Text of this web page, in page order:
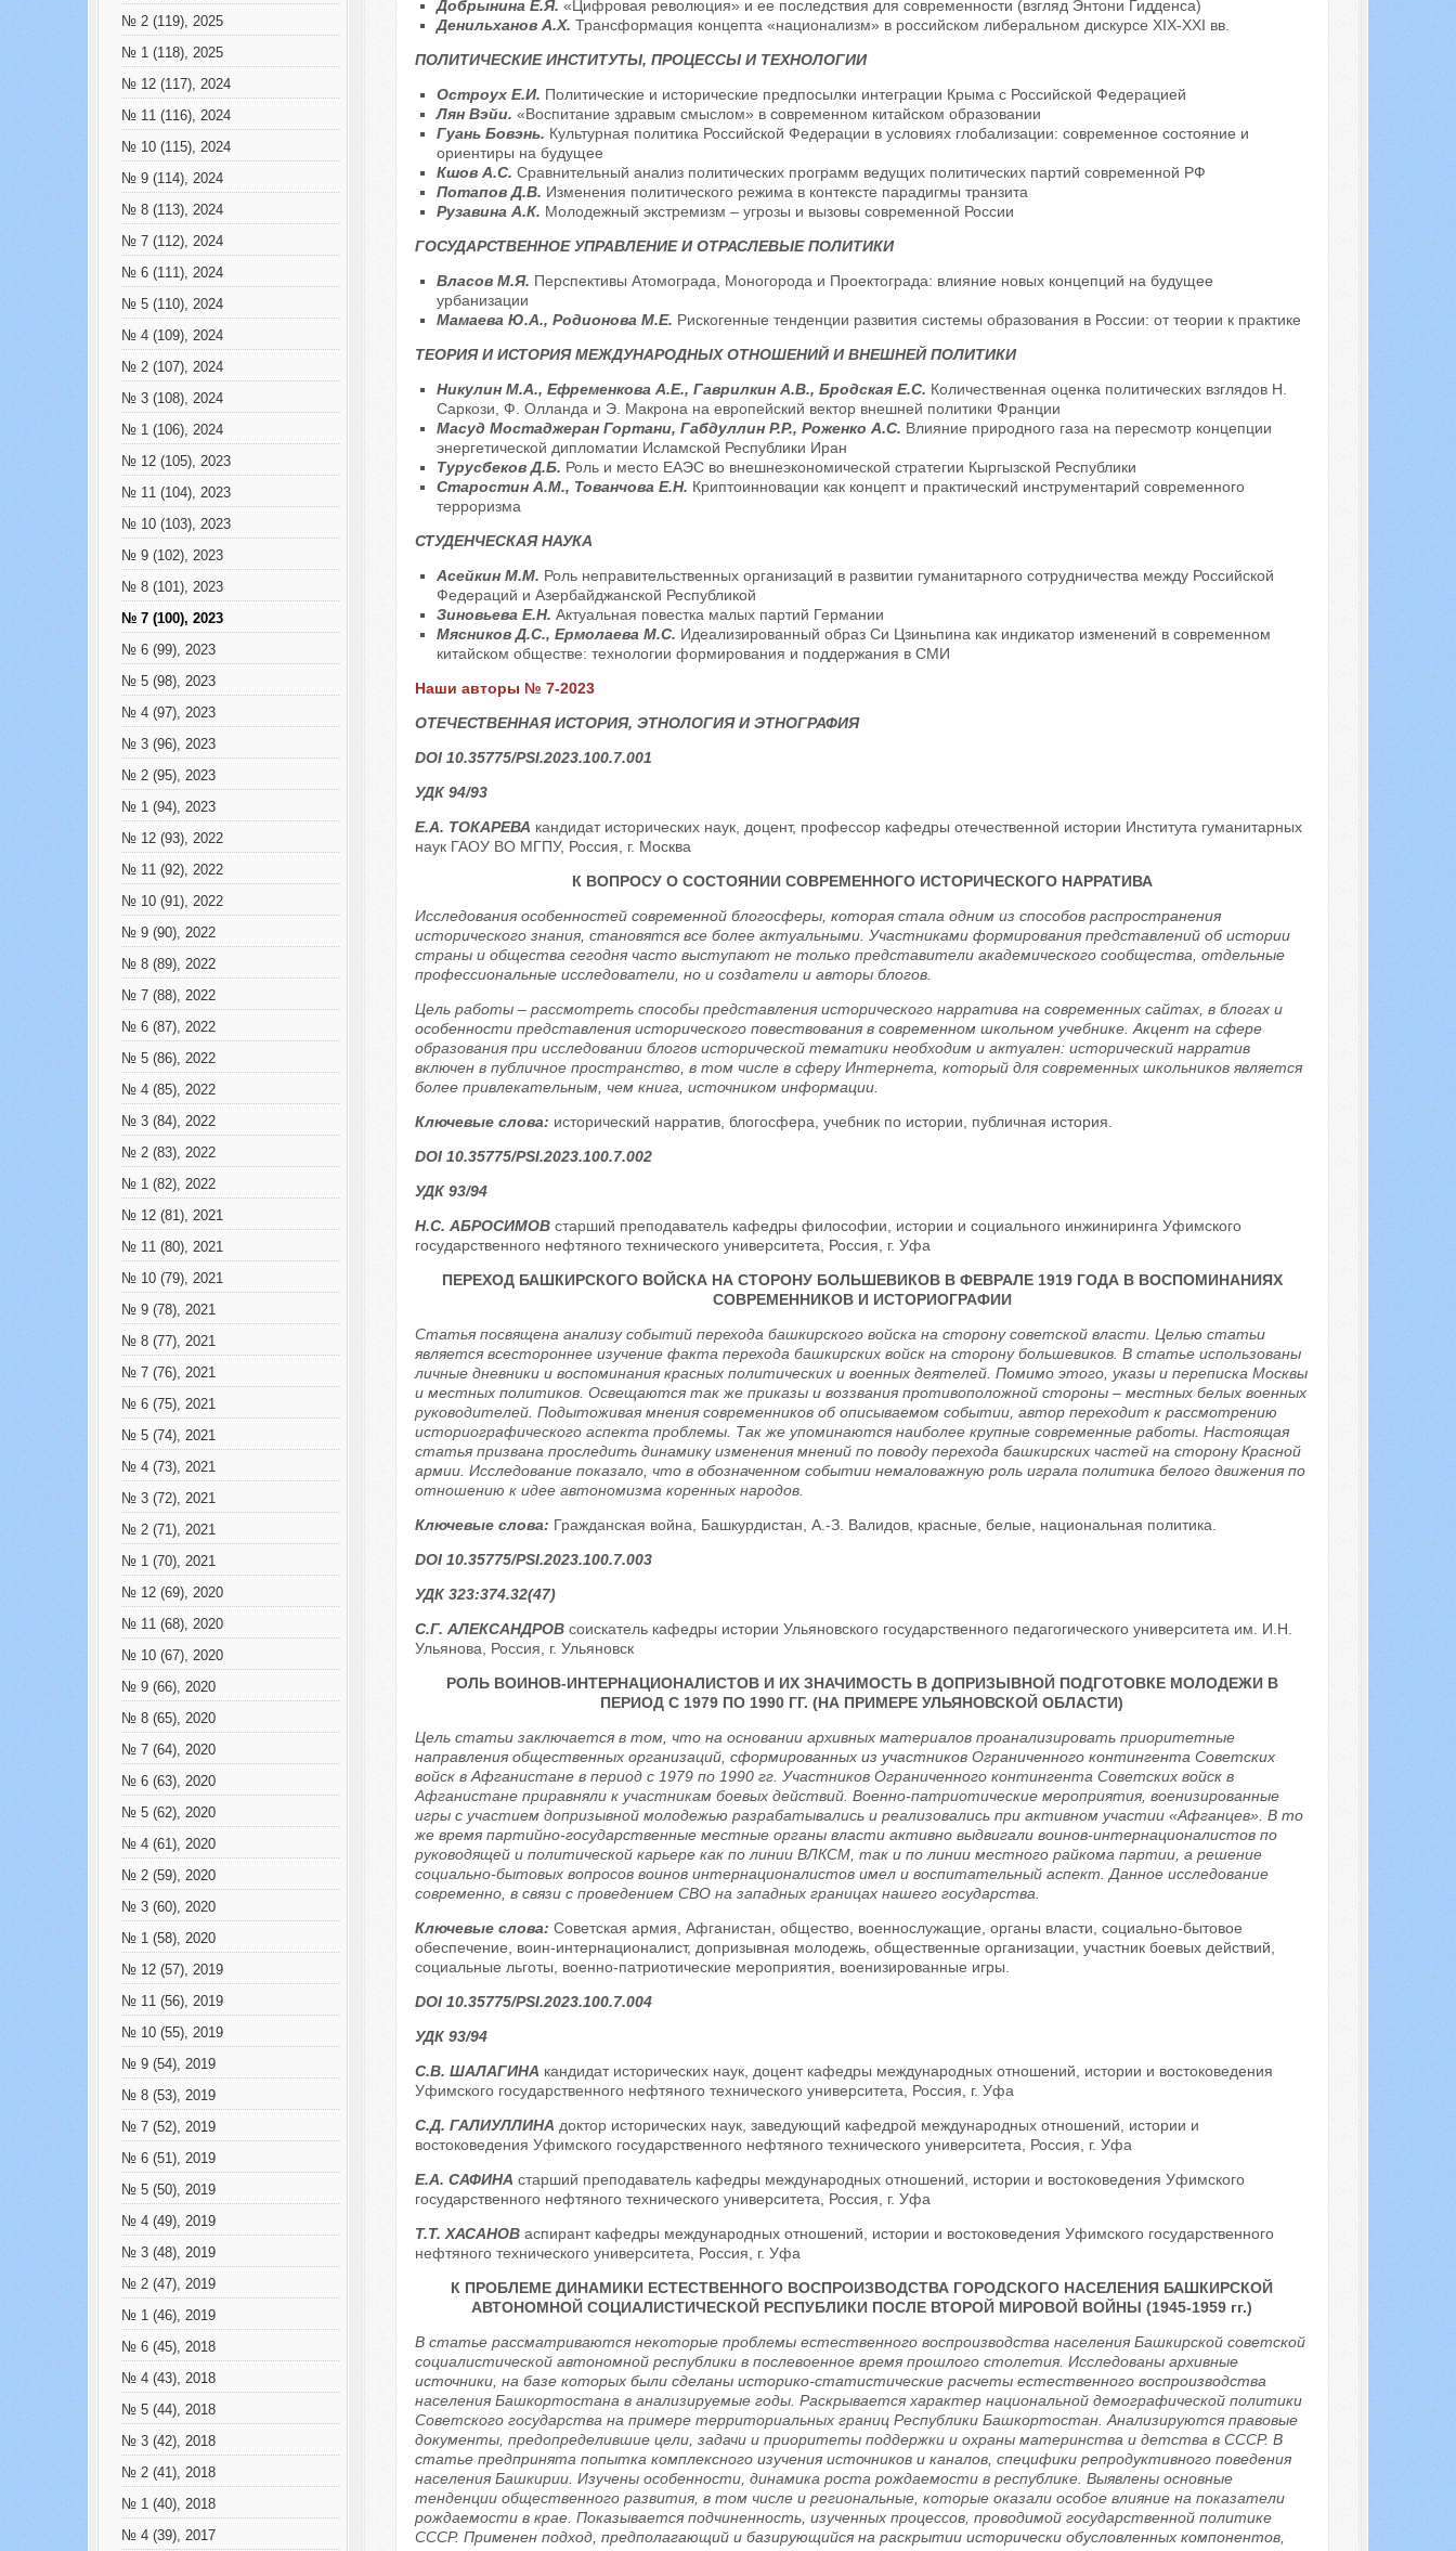
№ 2 (119), 2025
№ 1 (118), 2025
№ 12 (117), 2024
№ 11 (116), 2024
№ 10 (115), 2024
№ 9 (114), 2024
№ 8 (113), 2024
№ 7 (112), 2024
№ 6 (111), 2024
№ 5 (110), 2024
№ 4 (109), 2024
№ 2 (107), 2024
№ 3 (108), 2024
№ 1 (106), 2024
№ 12 (105), 2023
№ 11 (104), 2023
№ 10 (103), 2023
№ 9 (102), 2023
№ 8 (101), 2023
№ 7 (100), 2023
№ 6 (99), 2023
№ 5 (98), 2023
№ 4 (97), 2023
№ 3 (96), 2023
№ 2 (95), 2023
№ 1 (94), 2023
№ 12 (93), 2022
№ 11 (92), 2022
№ 10 (91), 2022
№ 9 (90), 2022
№ 8 (89), 2022
№ 7 (88), 2022
№ 6 (87), 2022
№ 5 (86), 2022
№ 4 (85), 2022
№ 3 (84), 2022
№ 2 (83), 2022
№ 1 (82), 2022
№ 12 (81), 2021
№ 11 (80), 2021
№ 10 (79), 2021
№ 9 (78), 2021
№ 8 (77), 2021
№ 7 (76), 2021
№ 6 (75), 2021
№ 5 (74), 2021
№ 4 (73), 2021
№ 3 (72), 2021
№ 2 (71), 2021
№ 1 (70), 2021
№ 12 (69), 2020
№ 11 (68), 2020
№ 10 (67), 2020
№ 9 (66), 2020
№ 8 (65), 2020
№ 7 (64), 2020
№ 6 (63), 2020
№ 5 (62), 2020
№ 4 (61), 2020
№ 2 (59), 2020
№ 3 (60), 2020
№ 1 (58), 2020
№ 12 (57), 2019
№ 11 (56), 2019
№ 10 (55), 2019
№ 9 (54), 2019
№ 8 (53), 2019
№ 7 (52), 2019
№ 6 (51), 2019
№ 5 (50), 2019
№ 4 (49), 2019
№ 3 (48), 2019
№ 2 (47), 2019
№ 1 (46), 2019
№ 6 (45), 2018
№ 4 (43), 2018
№ 5 (44), 2018
№ 3 (42), 2018
№ 2 (41), 2018
№ 1 (40), 2018
№ 4 (39), 2017
Добрынина Е.Я. «Цифровая революция» и ее последствия для современности (взгляд Энтони Гидденса)
Денильханов А.Х. Трансформация концепта «национализм» в российском либеральном дискурсе XIX-XXI вв.
ПОЛИТИЧЕСКИЕ ИНСТИТУТЫ, ПРОЦЕССЫ И ТЕХНОЛОГИИ
Остроух Е.И. Политические и исторические предпосылки интеграции Крыма с Российской Федерацией
Лян Вэйи. «Воспитание здравым смыслом» в современном китайском образовании
Гуань Бовэнь. Культурная политика Российской Федерации в условиях глобализации: современное состояние и
ориентиры на будущее
Кшов А.С. Сравнительный анализ политических программ ведущих политических партий современной РФ
Потапов Д.В. Изменения политического режима в контексте парадигмы транзита
Рузавина А.К. Молодежный экстремизм – угрозы и вызовы современной России
ГОСУДАРСТВЕННОЕ УПРАВЛЕНИЕ И ОТРАСЛЕВЫЕ ПОЛИТИКИ
Власов М.Я. Перспективы Атомограда, Моногорода и Проектограда: влияние новых концепций на будущее
урбанизации
Мамаева Ю.А., Родионова М.Е. Рискогенные тенденции развития системы образования в России: от теории к практике
ТЕОРИЯ И ИСТОРИЯ МЕЖДУНАРОДНЫХ ОТНОШЕНИЙ И ВНЕШНЕЙ ПОЛИТИКИ
Никулин М.А., Ефременкова А.Е., Гаврилкин А.В., Бродская Е.С. Количественная оценка политических взглядов Н.
Саркози, Ф. Олланда и Э. Макрона на европейский вектор внешней политики Франции
Масуд Мостаджеран Гортани, Габдуллин Р.Р., Роженко А.С. Влияние природного газа на пересмотр концепции
энергетической дипломатии Исламской Республики Иран
Турусбеков Д.Б. Роль и место ЕАЭС во внешнеэкономической стратегии Кыргызской Республики
Старостин А.М., Тованчова Е.Н. Криптоинновации как концепт и практический инструментарий современного
терроризма
СТУДЕНЧЕСКАЯ НАУКА
Асейкин М.М. Роль неправительственных организаций в развитии гуманитарного сотрудничества между Российской
Федераций и Азербайджанской Республикой
Зиновьева Е.Н. Актуальная повестка малых партий Германии
Мясников Д.С., Ермолаева М.С. Идеализированный образ Си Цзиньпина как индикатор изменений в современном
китайском обществе: технологии формирования и поддержания в СМИ
Наши авторы № 7-2023
ОТЕЧЕСТВЕННАЯ ИСТОРИЯ, ЭТНОЛОГИЯ И ЭТНОГРАФИЯ
DOI 10.35775/PSI.2023.100.7.001
УДК 94/93
Е.А. ТОКАРЕВА кандидат исторических наук, доцент, профессор кафедры отечественной истории Института гуманитарных
наук ГАОУ ВО МГПУ, Россия, г. Москва
К ВОПРОСУ О СОСТОЯНИИ СОВРЕМЕННОГО ИСТОРИЧЕСКОГО НАРРАТИВА
Исследования особенностей современной блогосферы, которая стала одним из способов распространения
исторического знания, становятся все более актуальными. Участниками формирования представлений об истории
страны и общества сегодня часто выступают не только представители академического сообщества, отдельные
профессиональные исследователи, но и создатели и авторы блогов.
Цель работы – рассмотреть способы представления исторического нарратива на современных сайтах, в блогах и
особенности представления исторического повествования в современном школьном учебнике. Акцент на сфере
образования при исследовании блогов исторической тематики необходим и актуален: исторический нарратив
включен в публичное пространство, в том числе в сферу Интернета, который для современных школьников является
более привлекательным, чем книга, источником информации.
Ключевые слова: исторический нарратив, блогосфера, учебник по истории, публичная история.
DOI 10.35775/PSI.2023.100.7.002
УДК 93/94
Н.С. АБРОСИМОВстарший преподаватель кафедры философии, истории и социального инжиниринга Уфимского
государственного нефтяного технического университета, Россия, г. Уфа
ПЕРЕХОД БАШКИРСКОГО ВОЙСКА НА СТОРОНУ БОЛЬШЕВИКОВ В ФЕВРАЛЕ 1919 ГОДА В ВОСПОМИНАНИЯХ
СОВРЕМЕННИКОВ И ИСТОРИОГРАФИИ
Статья посвящена анализу событий перехода башкирского войска на сторону советской власти. Целью статьи
является всестороннее изучение факта перехода башкирских войск на сторону большевиков. В статье использованы
личные дневники и воспоминания красных политических и военных деятелей. Помимо этого, указы и переписка Москвы
и местных политиков. Освещаются так же приказы и воззвания противоположной стороны – местных белых военных
руководителей. Подытоживая мнения современников об описываемом событии, автор переходит к рассмотрению
историографического аспекта проблемы. Так же упоминаются наиболее крупные современные работы. Настоящая
статья призвана проследить динамику изменения мнений по поводу перехода башкирских частей на сторону Красной
армии. Исследование показало, что в обозначенном событии немаловажную роль играла политика белого движения по
отношению к идее автономизма коренных народов.
Ключевые слова: Гражданская война, Башкурдистан, А.-З. Валидов, красные, белые, национальная политика.
DOI 10.35775/PSI.2023.100.7.003
УДК 323:374.32(47)
С.Г. АЛЕКСАНДРОВсоискатель кафедры истории Ульяновского государственного педагогического университета им. И.Н.
Ульянова, Россия, г. Ульяновск
РОЛЬ ВОИНОВ-ИНТЕРНАЦИОНАЛИСТОВ И ИХ ЗНАЧИМОСТЬ В ДОПРИЗЫВНОЙ ПОДГОТОВКЕ МОЛОДЕЖИ В
ПЕРИОД С 1979 ПО 1990 ГГ. (НА ПРИМЕРЕ УЛЬЯНОВСКОЙ ОБЛАСТИ)
Цель статьи заключается в том, что на основании архивных материалов проанализировать приоритетные
направления общественных организаций, сформированных из участников Ограниченного контингента Советских
войск в Афганистане в период с 1979 по 1990 гг. Участников Ограниченного контингента Советских войск в
Афганистане приравняли к участникам боевых действий. Военно-патриотические мероприятия, военизированные
игры с участием допризывной молодежью разрабатывались и реализовались при активном участии «Афганцев». В то
же время партийно-государственные местные органы власти активно выдвигали воинов-интернационалистов по
руководящей и политической карьере как по линии ВЛКСМ, так и по линии местного райкома партии, а решение
социально-бытовых вопросов воинов интернационалистов имел и воспитательный аспект. Данное исследование
современно, в связи с проведением СВО на западных границах нашего государства.
Ключевые слова: Советская армия, Афганистан, общество, военнослужащие, органы власти, социально-бытовое
обеспечение, воин-интернационалист, допризывная молодежь, общественные организации, участник боевых действий,
социальные льготы, военно-патриотические мероприятия, военизированные игры.
DOI 10.35775/PSI.2023.100.7.004
УДК 93/94
С.В. ШАЛАГИНА кандидат исторических наук, доцент кафедры международных отношений, истории и востоковедения
Уфимского государственного нефтяного технического университета, Россия, г. Уфа
С.Д. ГАЛИУЛЛИНА доктор исторических наук, заведующий кафедрой международных отношений, истории и
востоковедения Уфимского государственного нефтяного технического университета, Россия, г. Уфа
Е.А. САФИНА старший преподаватель кафедры международных отношений, истории и востоковедения Уфимского
государственного нефтяного технического университета, Россия, г. Уфа
Т.Т. ХАСАНОВаспирант кафедры международных отношений, истории и востоковедения Уфимского государственного
нефтяного технического университета, Россия, г. Уфа
К ПРОБЛЕМЕ ДИНАМИКИ ЕСТЕСТВЕННОГО ВОСПРОИЗВОДСТВА ГОРОДСКОГО НАСЕЛЕНИЯ БАШКИРСКОЙ
АВТОНОМНОЙ СОЦИАЛИСТИЧЕСКОЙ РЕСПУБЛИКИ ПОСЛЕ ВТОРОЙ МИРОВОЙ ВОЙНЫ (1945-1959 гг.)
В статье рассматриваются некоторые проблемы естественного воспроизводства населения Башкирской советской
социалистической автономной республики в послевоенное время прошлого столетия. Исследованы архивные
источники, на базе которых были сделаны историко-статистические расчеты естественного воспроизводства
населения Башкортостана в анализируемые годы. Раскрывается характер национальной демографической политики
Советского государства на примере территориальных границ Республики Башкортостан. Анализируются правовые
документы, предопределившие цели, задачи и приоритеты поддержки и охраны материнства и детства в СССР. В
статье предпринята попытка комплексного изучения источников и каналов, специфики репродуктивного поведения
населения Башкирии. Изучены особенности, динамика роста рождаемости в республике. Выявлены основные
тенденции общественного развития, в том числе и региональные, которые оказали особое влияние на показатели
рождаемости в крае. Показывается подчиненность, изученных процессов, проводимой государственной политике
СССР. Применен подход, предполагающий и базирующийся на раскрытии исторически обусловленных компонентов,